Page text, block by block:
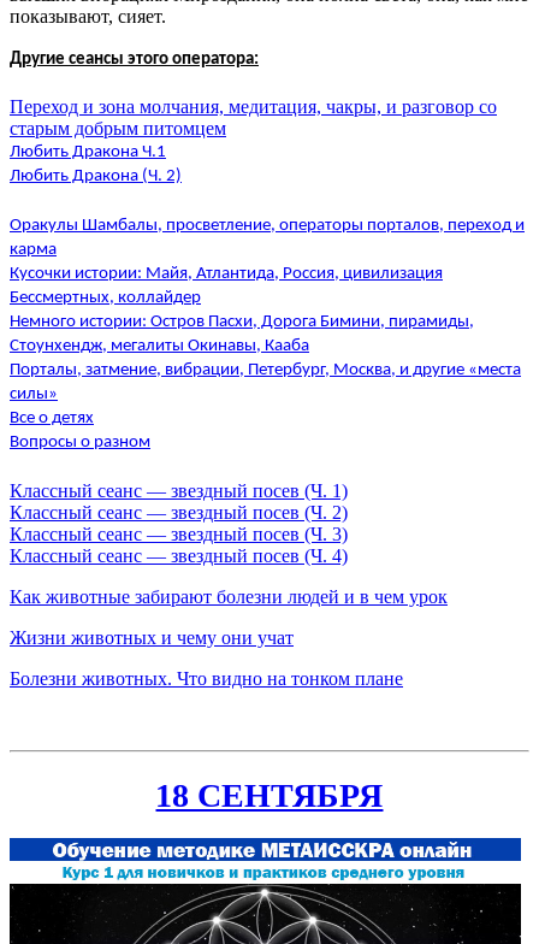
показывают, сияет.
Другие сеансы этого оператора:
Переход и зона молчания, медитация, чакры, и разговор со
старым добрым питомцем
Любить Дракона Ч.1
Любить Дракона (Ч. 2)
Оракулы Шамбалы, просветление, операторы порталов, переход и
карма
Кусочки истории: Майя, Атлантида, Россия, цивилизация
Бессмертных, коллайдер
Немного истории: Остров Пасхи, Дорога Бимини, пирамиды,
Стоунхендж, мегалиты Окинавы, Кааба
Порталы, затмение, вибрации, Петербург, Москва, и другие «места
силы»
Все о детях
Вопросы о разном
Классный сеанс — звездный посев (Ч. 1)
Классный сеанс — звездный посев (Ч. 2)
Классный сеанс — звездный посев (Ч. 3)
Классный сеанс — звездный посев (Ч. 4)
Как животные забирают болезни людей и в чем урок
Жизни животных и чему они учат
Болезни животных. Что видно на тонком плане
18 СЕНТЯБРЯ